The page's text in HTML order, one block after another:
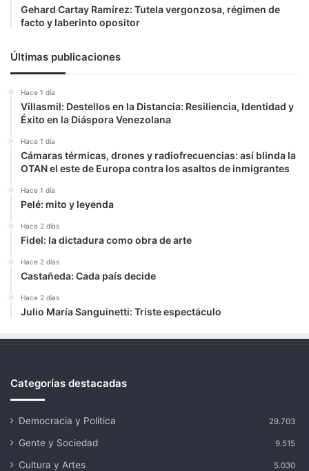
Gehard Cartay Ramírez: Tutela vergonzosa, régimen de
facto y laberinto opositor
Últimas publicaciones
Hace 1 día
Villasmil: Destellos en la Distancia: Resiliencia, Identidad y
Éxito en la Diáspora Venezolana
Hace 1 día
Cámaras térmicas, drones y radiofrecuencias: así blinda la
OTAN el este de Europa contra los asaltos de inmigrantes
Hace 1 día
Pelé: mito y leyenda
Hace 2 días
Fidel: la dictadura como obra de arte
Hace 2 días
Castañeda: Cada país decide
Hace 2 días
Julio María Sanguinetti: Triste espectáculo
Categorías destacadas
Democracia y Política 29.703
Gente y Sociedad 9.515
Cultura y Artes 5.030